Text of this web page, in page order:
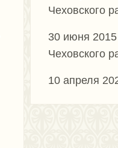
Чеховского
30 июня
Чеховского
10 апреля